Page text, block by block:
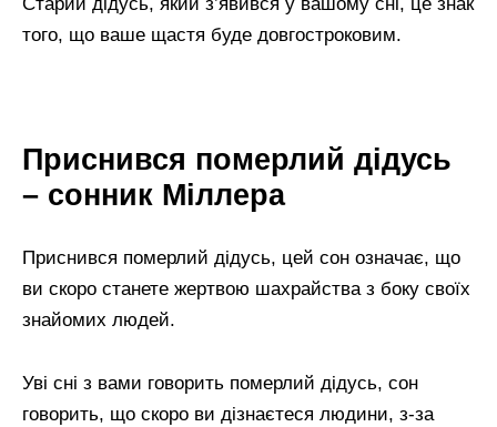
того, що ваше щастя буде довгостроковим.
Приснився померлий дідусь
– сонник Міллера
Приснився померлий дідусь, цей сон означає, що
ви скоро станете жертвою шахрайства з боку своїх
знайомих людей.
Уві сні з вами говорить померлий дідусь, сон
говорить, що скоро ви дізнаєтеся людини, з-за